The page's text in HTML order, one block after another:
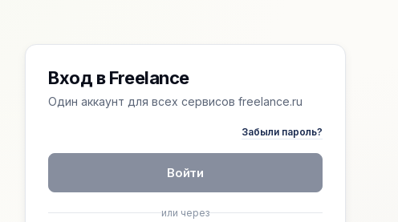
Вход в Freelance
Один аккаунт для всех сервисов freelance.ru
Забыли пароль?
Войти
или через